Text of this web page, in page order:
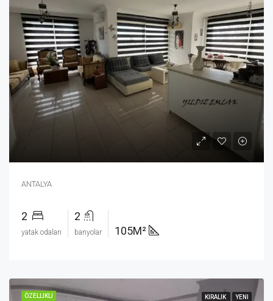
ANTALYA
2
yatak odaları
2
banyolar 105M²
ÖZELLIKLI KIRALIK YENI